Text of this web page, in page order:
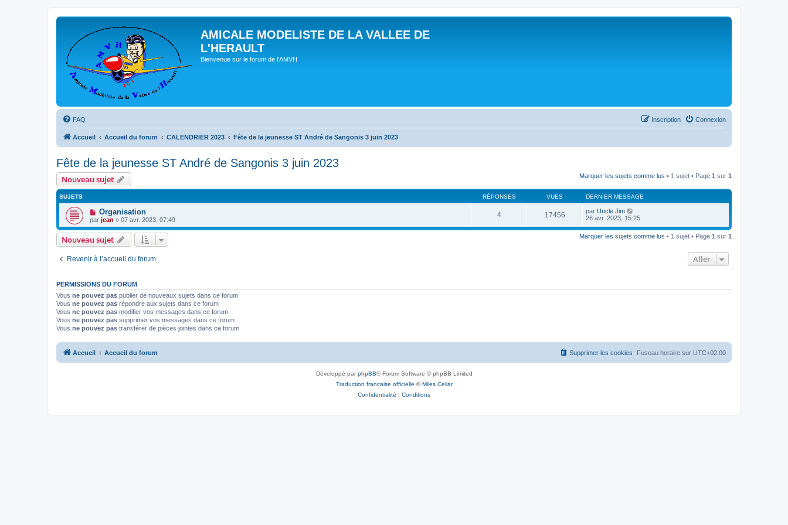
AMICALE MODELISTE DE LA VALLEE DE
L'HERAULT
Bienvenue sur le forum de l'AMVH
FAQ Connexion
Inscription
Accueil Accueil du forum CALENDRIER 2023 Fête de la jeunesse ST André de Sangonis 3 juin 2023
Fête de la jeunesse ST André de Sangonis 3 juin 2023
Nouveau sujet Marquer les sujets comme lus • 1 sujet • Page 1 sur 1
SUJETS RÉPONSES VUES DERNIER MESSAGE
Organisation
par jean » 07 avr. 2023, 07:49
4 17456 par Uncle Jim
26 avr. 2023, 15:25
Nouveau sujet Marquer les sujets comme lus • 1 sujet • Page 1 sur 1
Revenir à l’accueil du forum Aller
PERMISSIONS DU FORUM
Vous ne pouvez pas publier de nouveaux sujets dans ce forum
Vous ne pouvez pas répondre aux sujets dans ce forum
Vous ne pouvez pas modifier vos messages dans ce forum
Vous ne pouvez pas supprimer vos messages dans ce forum
Vous ne pouvez pas transférer de pièces jointes dans ce forum
Accueil Accueil du forum Fuseau horaire sur UTC+02:00
Supprimer les cookies
Développé parphpBB® Forum Software © phpBB Limited
Traduction française officielle ©Miles Cellar
Confidentialité | Conditions